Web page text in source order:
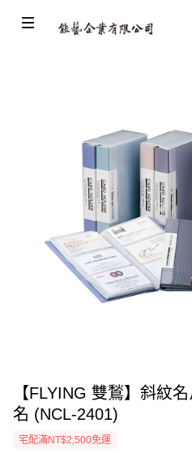
【FLYING 雙鶖】斜紋
名 (NCL-2401)
宅配滿NT$2,500免運